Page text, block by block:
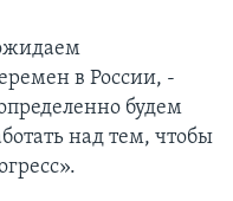
в России, -
будем
над тем, чтобы